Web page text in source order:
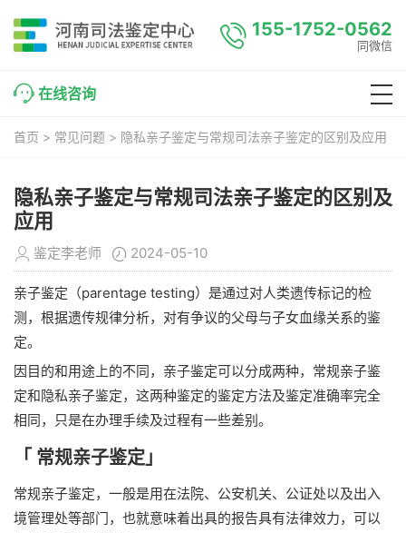
155-1752-0562
同微信
首页
DNA鉴定项目
鉴定价格
采样方法
鉴定流程
联系我们
在线咨询
首页 > 常见问题 > 隐私亲子鉴定与常规司法亲子鉴定的区别及应用
隐私亲子鉴定与常规司法亲子鉴定的区别及
应用
鉴定李老师 2024-05-10
亲子鉴定（parentage testing）是通过对人类遗传标记的检
测，根据遗传规律分析，对有争议的父母与子女血缘关系的鉴
定。
因目的和用途上的不同，亲子鉴定可以分成两种，常规亲子鉴
定和隐私亲子鉴定，这两种鉴定的鉴定方法及鉴定准确率完全
相同，只是在办理手续及过程有一些差别。
「 常规亲子鉴定」
常规亲子鉴定，一般是用在法院、公安机关、公证处以及出入
境管理处等部门，也就意味着出具的报告具有法律效力，可以